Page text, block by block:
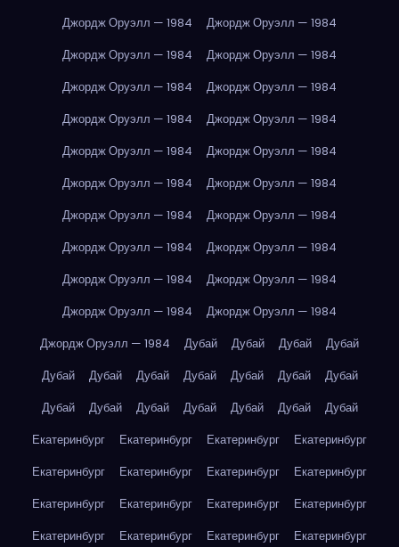
Джордж Оруэлл — 1984
Джордж Оруэлл — 1984
Джордж Оруэлл — 1984
Джордж Оруэлл — 1984
Джордж Оруэлл — 1984
Джордж Оруэлл — 1984
Джордж Оруэлл — 1984
Джордж Оруэлл — 1984
Джордж Оруэлл — 1984
Джордж Оруэлл — 1984
Джордж Оруэлл — 1984
Джордж Оруэлл — 1984
Джордж Оруэлл — 1984
Джордж Оруэлл — 1984
Джордж Оруэлл — 1984
Джордж Оруэлл — 1984
Джордж Оруэлл — 1984
Джордж Оруэлл — 1984
Джордж Оруэлл — 1984
Джордж Оруэлл — 1984
Джордж Оруэлл — 1984
Дубай Дубай Дубай
Дубай
Дубай
Дубай Дубай Дубай Дубай Дубай
Дубай
Дубай
Дубай Дубай Дубай Дубай Дубай
Дубай
Екатеринбург
Екатеринбург Екатеринбург
Екатеринбург
Екатеринбург
Екатеринбург Екатеринбург
Екатеринбург
Екатеринбург
Екатеринбург Екатеринбург
Екатеринбург
Екатеринбург
Екатеринбург Екатеринбург
Екатеринбург